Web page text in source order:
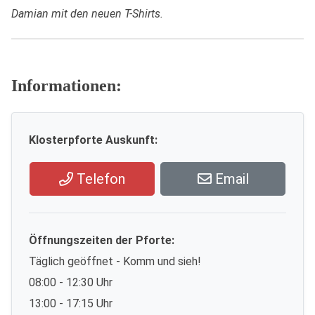
Damian mit den neuen T-Shirts.
Informationen:
Klosterpforte Auskunft:
Telefon Email
Öffnungszeiten der Pforte:
Täglich geöffnet - Komm und sieh!
08:00 - 12:30 Uhr
13:00 - 17:15 Uhr